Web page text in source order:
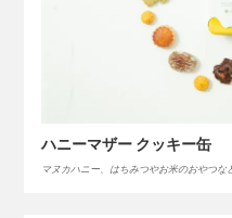
ハニーマザー クッキー缶
マヌカハニー、はちみつやお米のおやつな